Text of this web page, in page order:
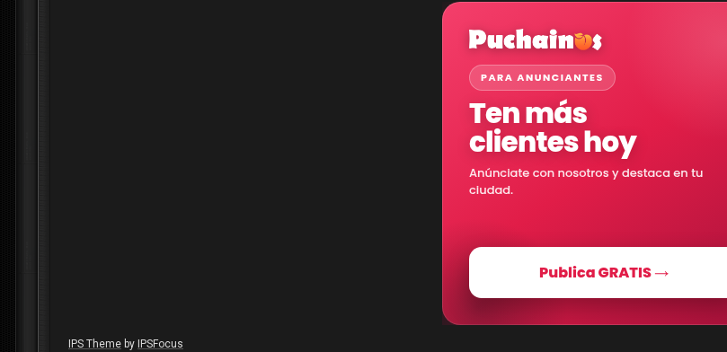
IPS Theme by IPSFocus